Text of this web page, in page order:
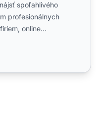
spoľahlivého
profesionálnych
online